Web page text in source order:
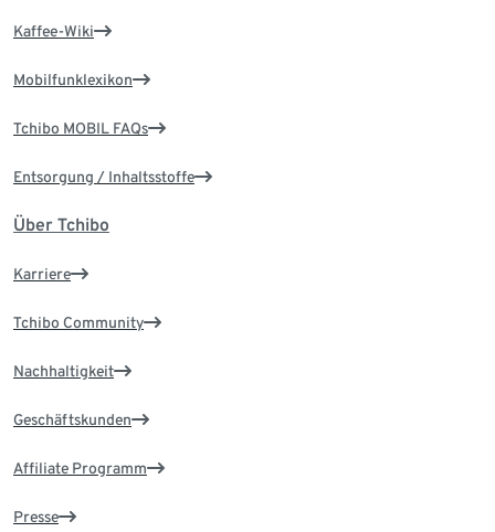
Kaffee-Wiki
Mobilfunklexikon
Tchibo MOBIL FAQs
Entsorgung / Inhaltsstoffe
Über Tchibo
Karriere
Tchibo Community
Nachhaltigkeit
Geschäftskunden
Affiliate Programm
Presse